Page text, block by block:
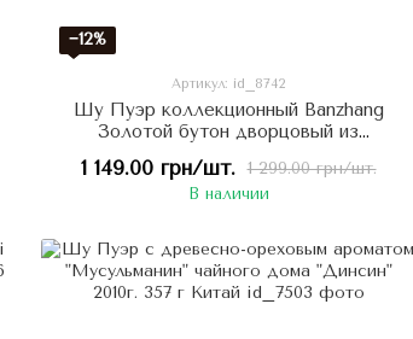
−12%
Артикул: id_8742
Шу Пуэр коллекционный Banzhang
Золотой бутон дворцовый из
Китай1 299.00 грн/шт.
1 149.00 грн/шт.
В наличии